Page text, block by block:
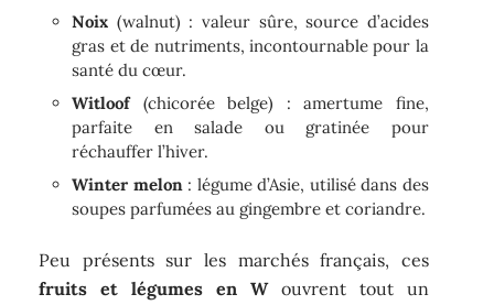
Noix (walnut) : valeur sûre, source d’acides
gras et de nutriments, incontournable pour la
santé du cœur.
Witloof(chicorée belge) : amertume fine,
parfaite en salade ou gratinée pour
réchauffer l’hiver.
Winter melon: légume d’Asie, utilisé dans des
soupes parfumées au gingembre et coriandre.
Peu présents sur les marchés français, ces
fruits et légumes en Wouvrent tout un